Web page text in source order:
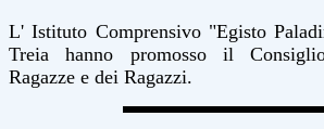
L' Istituto Comprensivo "Egisto
Treia hanno promosso il
Ragazze e dei Ragazzi.